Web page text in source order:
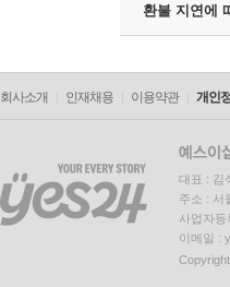
환불 지연에
회사소개 인재채용 이용약관 개인
대표 : 김
주소 : 서
사업자
이메일 :